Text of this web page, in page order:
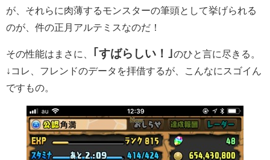
が、それらに肉薄するモンスターの筆頭として挙げられる
のが、件の正月アルテミスなのだ！
その性能はまさに、 ｢すばらしい！｣のひと言に尽きる。
↓コレ、フレンドのデータを拝借するが、こんなにスゴイん
ですもの。